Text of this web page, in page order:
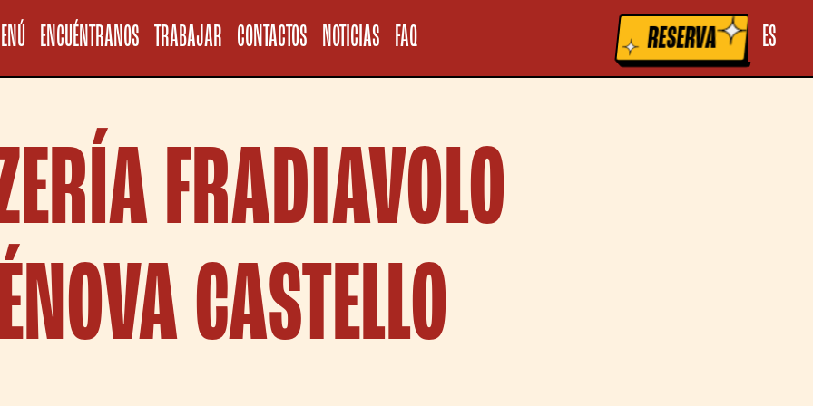
ENCUÉNTRANOS TRABAJAR CONTACTOS NOTICIAS FAQ RESERVA ES
FRADIAVOLO
CASTELLO
Le tue preferenze relative alla privacy
Informativa sulla raccolta